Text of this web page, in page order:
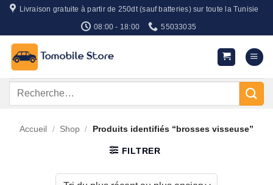
Passer
contenu
Livraison gratuite à partir de 250dt (sauf batteries) sur toute la Tunisie
08:00 - 18:00 55033035
Recherche
Accueil / Shop / Produits identifiés “brosses visseuse”
FILTRER